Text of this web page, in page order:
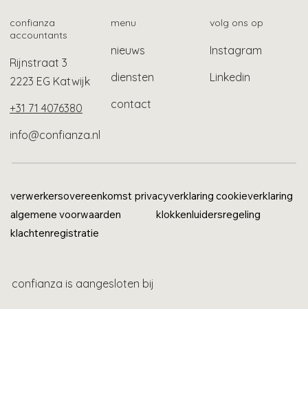
confianza
accountants
Rijnstraat 3
2223 EG Katwijk
+31 71 4076380
info@confianza.nl
menu
nieuws
diensten
contact
volg ons op
Instagram
Linkedin
verwerkersovereenkomst privacyverklaring cookieverklaring
algemene voorwaarden
klokkenluidersregeling
klachtenregistratie
confianza is aangesloten bij